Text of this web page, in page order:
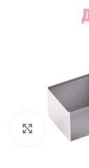
Click to